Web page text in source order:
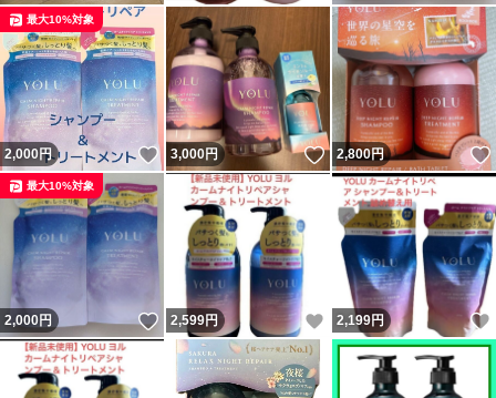
2,000円 いいね！
最大10%対象
3,000円 いいね！
2,800円
2,000円 いいね！
最大10%対象
2,599円 いいね！
2,199円